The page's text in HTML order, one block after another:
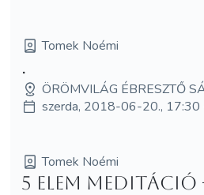
Tomek Noémi
.
ÖRÖMVILÁG ÉBRESZTŐ
szerda, 2018-06-20.,
Tomek Noémi
5 elem meditáció